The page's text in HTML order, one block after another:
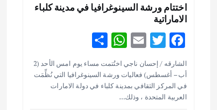
اختتام ورشة السينوغرافيا في مدينة كلباء
الاماراتية
F
ac
e
b
o
T
w
it
te
r
E
m
ai
l
W
at
s
h
ar
e
الشارقه / إحسان ناجي اختُتمت مساء يوم امس الأحد (2
أب – أغسطس) فعاليات ورشة السينوغرافيا التي نُظِّمَت
في المركز الثقافي بمدينة كلباء في دولة الامارات
العربية المتحدة ، وذلك…
اختتام ورشة السينوغرافيا في مدينة كلباء الاماراتية
أغسطس 3, 2026